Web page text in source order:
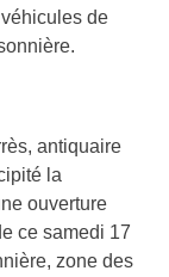
de
antiquaire
la
ouverture
ce samedi 17
zone des